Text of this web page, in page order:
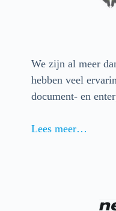
We zijn al meer
hebben veel
document- en
Lees meer…